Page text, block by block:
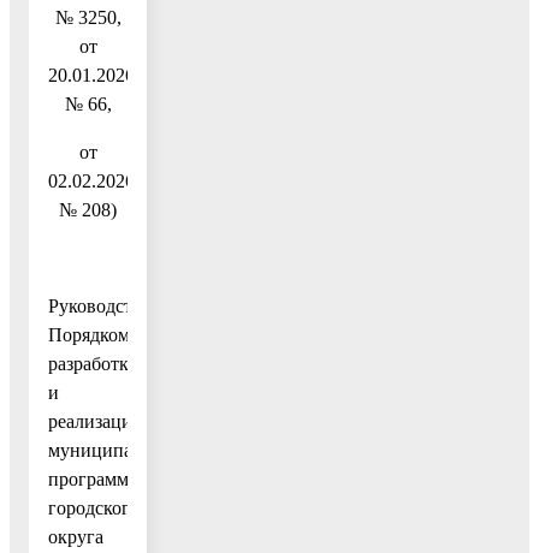
№ 3250,
от
20.01.2026
№ 66,
от
02.02.2026
№ 208)
Руководствуясь
Порядком
разработки
и
реализации
муниципальных
программ
городского
округа